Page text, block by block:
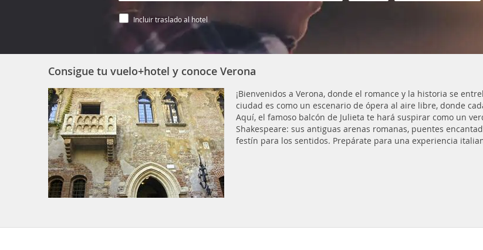
Incluir traslado al hotel
Consigue tu vuelo+hotel y conoce Verona
¡Bienvenidos a Verona, donde el romance y la historia se
ciudad es como un escenario de ópera al aire libre, donde
Aquí, el famoso balcón de Julieta te hará suspirar como un
Shakespeare: sus antiguas arenas romanas, puentes
festín para los sentidos. Prepárate para una experiencia